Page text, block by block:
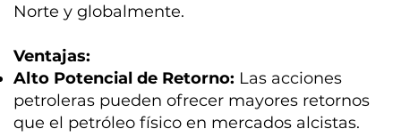
Norte y globalmente.
Ventajas:
Alto Potencial de Retorno: Las acciones
petroleras pueden ofrecer mayores retornos
que el petróleo físico en mercados alcistas.